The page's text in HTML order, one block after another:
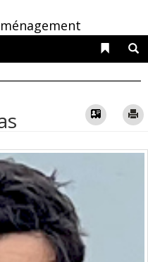
Liens
Vcard